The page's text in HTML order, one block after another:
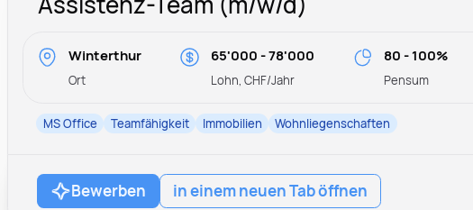
Winterthur
Ort
65'000 - 78'000
Lohn, CHF/Jahr
80 - 100%
Pensum
MS Office Teamfähigkeit Immobilien Wohnliegenschaften
Bewerben in einem neuen Tab öffnen